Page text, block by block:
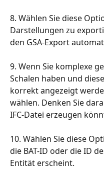
8. Wählen Sie diese
Darstellungen zu
den GSA-Export
9. Wenn Sie komplexe
Schalen haben und
korrekt angezeigt
wählen. Denken Sie
IFC-Datei erzeugen
10. Wählen Sie diese
die BAT-ID oder die ID
Entität erscheint.